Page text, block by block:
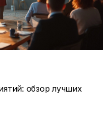
обзор лучших